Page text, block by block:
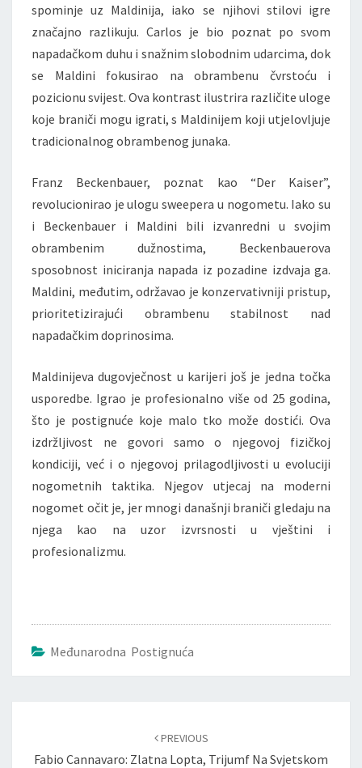
spominje uz Maldinija, iako se njihovi stilovi igre
značajno razlikuju. Carlos je bio poznat po svom
napadačkom duhu i snažnim slobodnim udarcima, dok
se Maldini fokusirao na obrambenu čvrstoću i
pozicionu svijest. Ova kontrast ilustrira različite uloge
koje braniči mogu igrati, s Maldinijem koji utjelovljuje
tradicionalnog obrambenog junaka.
Franz Beckenbauer, poznat kao “Der Kaiser”,
revolucionirao je ulogu sweepera u nogometu. Iako su
i Beckenbauer i Maldini bili izvanredni u svojim
obrambenim dužnostima, Beckenbauerova
sposobnost iniciranja napada iz pozadine izdvaja ga.
Maldini, međutim, održavao je konzervativniji pristup,
prioritetizirajući obrambenu stabilnost nad
napadačkim doprinosima.
Maldinijeva dugovječnost u karijeri još je jedna točka
usporedbe. Igrao je profesionalno više od 25 godina,
što je postignuće koje malo tko može dostići. Ova
izdržljivost ne govori samo o njegovoj fizičkoj
kondiciji, već i o njegovoj prilagodljivosti u evoluciji
nogometnih taktika. Njegov utjecaj na moderni
nogomet očit je, jer mnogi današnji braniči gledaju na
njega kao na uzor izvrsnosti u vještini i
profesionalizmu.
Međunarodna Postignuća
PREVIOUS
Fabio Cannavaro: Zlatna Lopta, Trijumf Na Svjetskom